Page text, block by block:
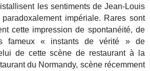
les sentiments de Jean-Louis
impériale. Rares sont
cette impression de spontanéité, de
fameux « instants de vérité » de
de cette scène de restaurant à la
du Normandy, scène récemment